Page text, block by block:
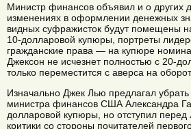
Министр финансов объявил и о других
изменениях в оформлении денежных
видных суфражисток будут помещены
10-долларовой купюры, портреты
гражданские права — на купюре
Джексон не исчезнет полностью с 20-
только переместится с аверса на
Изначально Джек Лью предлагал
министра финансов США Александра
долларовой купюры, но отступил перед
критики со стороны почитателей